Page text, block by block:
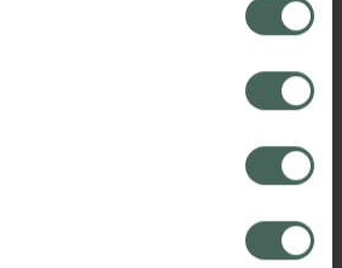
via webbplatsens
återkallat samtycke påverkar inte
som skett innan återkallelsen.
Visa
Visa
inom